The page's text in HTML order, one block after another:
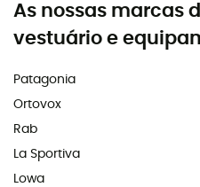
As nossas marcas
vestuário e
Patagonia
Ortovox
Rab
La Sportiva
Lowa